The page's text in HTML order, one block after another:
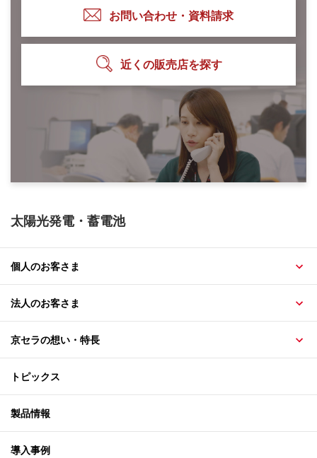
お問い合わせ・資料請求
近くの販売店を探す
太陽光発電・蓄電池
個人のお客さま
法人のお客さま
京セラの想い・特長
トピックス
製品情報
導入事例